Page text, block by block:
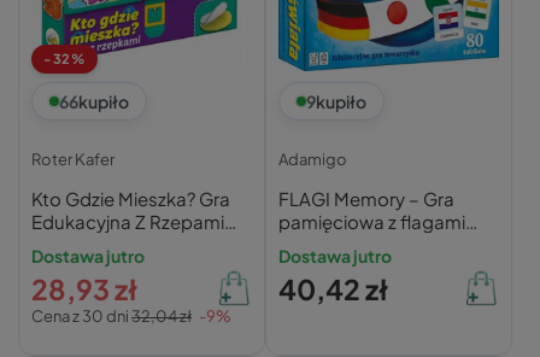
-32%
66kupiło
Roter Kafer
Kto Gdzie Mieszka? Gra
Edukacyjna Z Rzepami
Dla Dzieci 3+ Roter Kafer
Dostawa jutro
Cena z 30 dni32,04 zł -9%
28,93 zł
9kupiło
Adamigo
FLAGI Memory – Gra
pamięciowa z flagami
świata
Dostawa jutro
40,42 zł